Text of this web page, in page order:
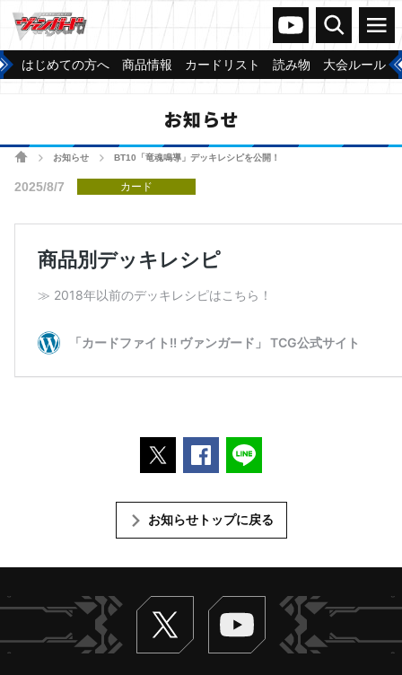
ヴァンガードch
検索 メニュー
はじめての方へ 商品情報 カードリスト 読み物 大会ルール
お知らせ
ホームお知らせ BT10「竜魂鳴導」デッキレシピを公開！
2025/8/7 カード
ポストするFacebookでシェアする
お知らせトップに戻る
Twitter ヴァンガードch